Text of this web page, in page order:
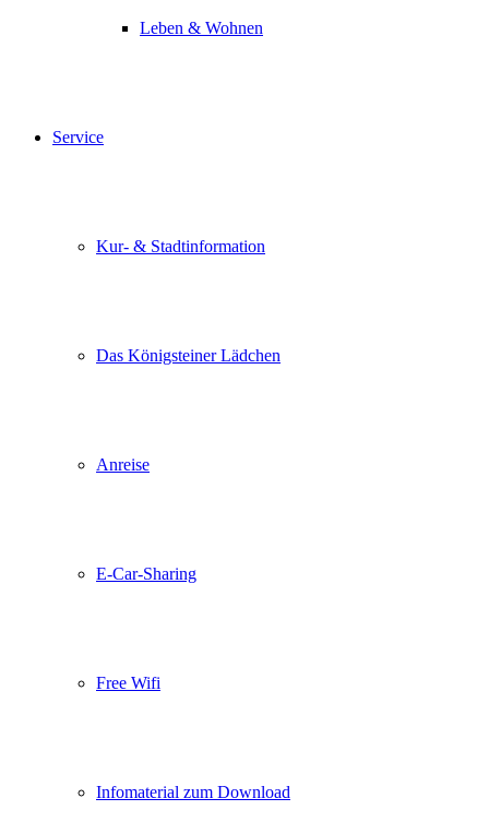
Leben & Wohnen
Service
Kur- & Stadtinformation
Das Königsteiner Lädchen
Anreise
E-Car-Sharing
Free Wifi
Infomaterial zum Download